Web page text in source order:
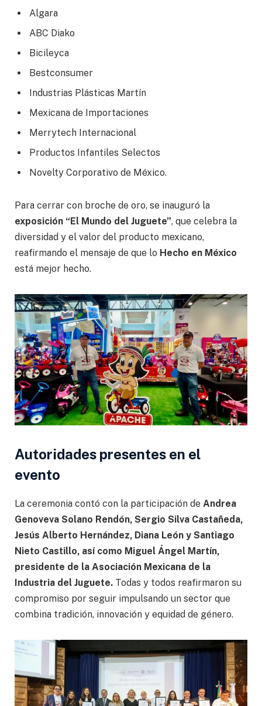
Algara
ABC Diako
Bicileyca
Bestconsumer
Industrias Plásticas Martín
Mexicana de Importaciones
Merrytech Internacional
Productos Infantiles Selectos
Novelty Corporativo de México.
Para cerrar con broche de oro, se inauguró la
exposición “El Mundo del Juguete”, que celebra la
diversidad y el valor del producto mexicano,
reafirmando el mensaje de que lo Hecho en México
está mejor hecho.
Autoridades presentes en el
evento
La ceremonia contó con la participación de Andrea
Genoveva Solano Rendón, Sergio Silva Castañeda,
Jesús Alberto Hernández, Diana León y Santiago
Nieto Castillo, así como Miguel Ángel Martín,
presidente de la Asociación Mexicana de la
Industria del Juguete. Todas y todos reafirmaron su
compromiso por seguir impulsando un sector que
combina tradición, innovación y equidad de género.